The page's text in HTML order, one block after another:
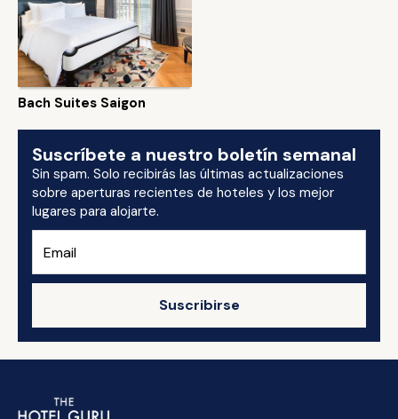
Bach Suites Saigon
Suscríbete a nuestro boletín semanal
Sin spam. Solo recibirás las últimas actualizaciones
sobre aperturas recientes de hoteles y los mejor
lugares para alojarte.
Suscribirse